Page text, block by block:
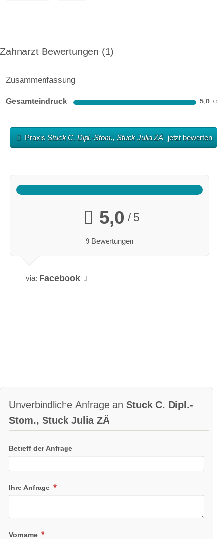
Zahnarzt Bewertungen 1
Zusammenfassung
Gesamteindruck 5,0
Praxis Stuck C. Dipl.-Stom., Stuck Julia ZÄ jetzt bewerten
5,0 / 5
9 Bewertungen
via: Facebook
Unverbindliche Anfrage an Stuck C. Dipl.-
Stom., Stuck Julia ZÄ
Betreff der Anfrage
Ihre Anfrage
Vorname